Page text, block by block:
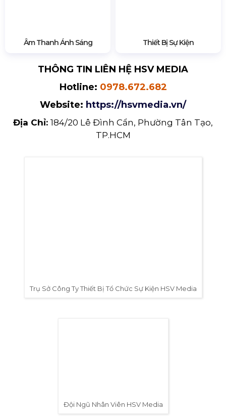
Âm Thanh Ánh Sáng Thiết Bị Sự Kiện
THÔNG TIN LIÊN HỆ HSV MEDIA
Hotline: 0978.672.682
Website: https://hsvmedia.vn/
Địa Chỉ: 184/20 Lê Đình Cẩn, Phường Tân Tạo,
TP.HCM
Trụ Sở Công Ty Thiết Bị Tổ Chức Sự Kiện HSV Media
Đội Ngũ Nhân Viên HSV Media